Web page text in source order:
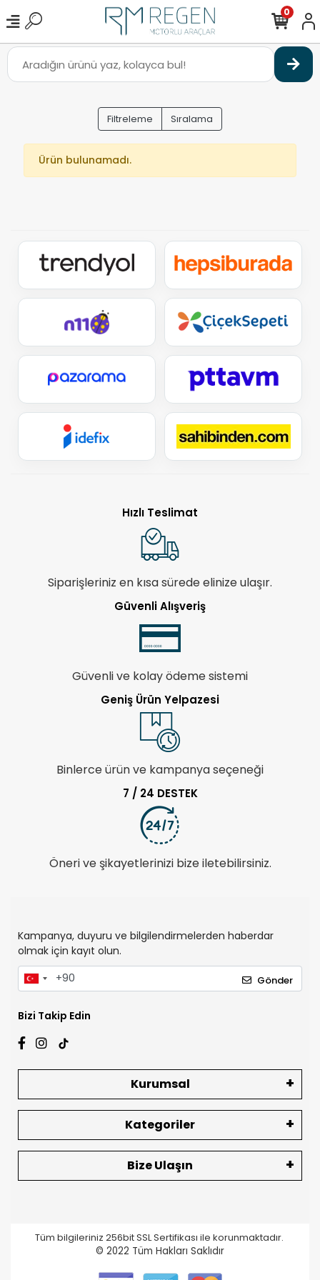
0
Filtreleme Sıralama
Ürün bulunamadı.
Hızlı Teslimat
Siparişleriniz en kısa sürede elinize ulaşır.
Güvenli Alışveriş
Güvenli ve kolay ödeme sistemi
Geniş Ürün Yelpazesi
Binlerce ürün ve kampanya seçeneği
7 / 24 DESTEK
Öneri ve şikayetlerinizi bize iletebilirsiniz.
Kampanya, duyuru ve bilgilendirmelerden haberdar
olmak için kayıt olun.
Gönder
Bizi Takip Edin
Kurumsal
Kategoriler
Bize Ulaşın
Tüm bilgileriniz 256bit SSL Sertifikası ile korunmaktadır.
© 2022 Tüm Hakları Saklıdır